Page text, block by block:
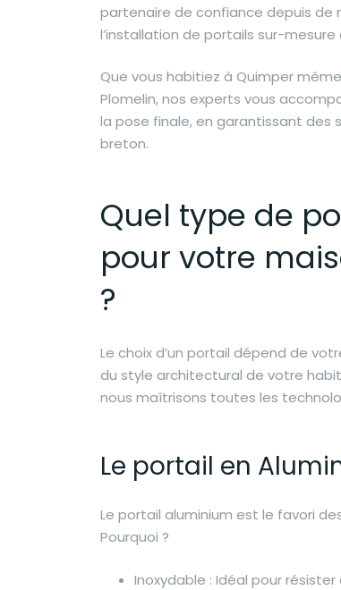
partenaire de confiance depuis de
l’installation de portails sur-mesure
Que vous habitiez à Quimper
Plomelin, nos experts vous
la pose finale, en garantissant des
breton.
Quel type de
pour votre
?
Le choix d’un portail dépend de
du style architectural de votre
nous maîtrisons toutes les
Le portail en
Le portail aluminium est le favori
Pourquoi ?
Inoxydable : Idéal pour résister